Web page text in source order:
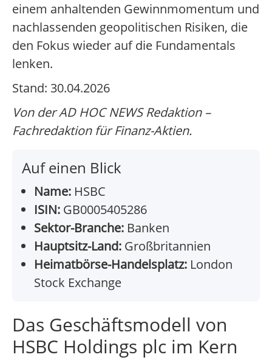
einem anhaltenden Gewinnmomentum und
nachlassenden geopolitischen Risiken, die
den Fokus wieder auf die Fundamentals
lenken.
Stand: 30.04.2026
Von der AD HOC NEWS Redaktion –
Fachredaktion für Finanz-Aktien.
Auf einen Blick
Name: HSBC
ISIN: GB0005405286
Sektor-Branche: Banken
Hauptsitz-Land: Großbritannien
Heimatbörse-Handelsplatz: London
Stock Exchange
Das Geschäftsmodell von
HSBC Holdings plc im Kern